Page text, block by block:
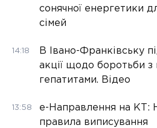
сонячної енергетики
сімей
14:18
В Івано-Франківську
акції щодо боротьби з
гепатитами. Відео
13:58
е-Направлення на КТ:
правила виписування